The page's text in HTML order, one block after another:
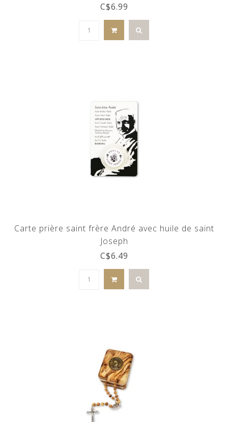
C$6.99
Carte prière saint frère André avec huile de saint
Joseph
C$6.49